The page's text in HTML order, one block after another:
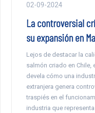
02-09-2024
La controversial
su expansión en
Lejos de destacar la
salmón criado en Chile,
devela cómo una
extranjera genera
traspiés en el
industria que